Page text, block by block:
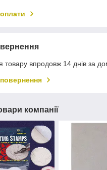
товару впродовж 14 днів за
компанії